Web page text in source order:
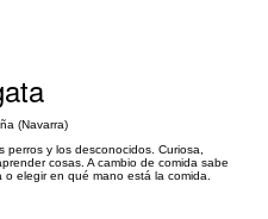
(Navarra)
y los desconocidos. Curiosa,
cosas. A cambio de comida sabe
elegir en qué mano está la comida.